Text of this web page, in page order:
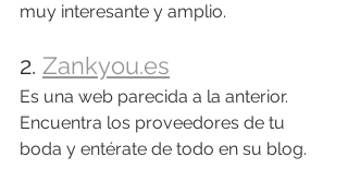
muy interesante y amplio.
2. Zankyou.es
Es una web parecida a la anterior.
Encuentra los proveedores de tu
boda y entérate de todo en su blog.